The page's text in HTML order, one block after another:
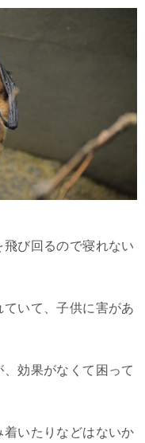
び回るので寝れない
いて、子供に害があ
効果がなくて困って
いたりなどはないか